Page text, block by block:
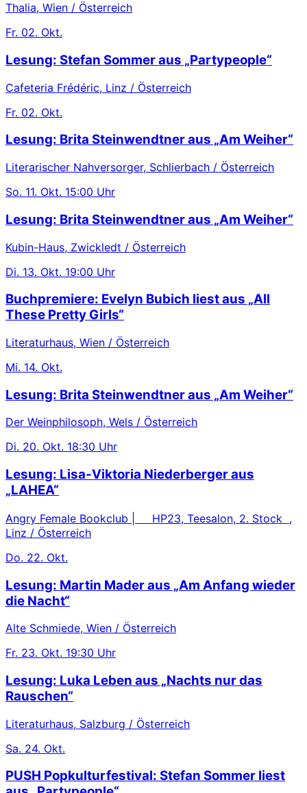
Thalia, Wien / Österreich
Fr. 02. Okt.
Lesung: Stefan Sommer aus „Partypeople“
Cafeteria Frédéric, Linz / Österreich
Fr. 02. Okt.
Lesung: Brita Steinwendtner aus „Am Weiher“
Literarischer Nahversorger, Schlierbach / Österreich
So. 11. Okt. 15:00 Uhr
Lesung: Brita Steinwendtner aus „Am Weiher“
Kubin-Haus, Zwickledt / Österreich
Di. 13. Okt. 19:00 Uhr
Buchpremiere: Evelyn Bubich liest aus „All
These Pretty Girls“
Literaturhaus, Wien / Österreich
Mi. 14. Okt.
Lesung: Brita Steinwendtner aus „Am Weiher“
Der Weinphilosoph, Wels / Österreich
Di. 20. Okt. 18:30 Uhr
Lesung: Lisa-Viktoria Niederberger aus
„LAHEA“
Angry Female Bookclub | HP23, Teesalon, 2. Stock ,
Linz / Österreich
Do. 22. Okt.
Lesung: Martin Mader aus „Am Anfang wieder
die Nacht“
Alte Schmiede, Wien / Österreich
Fr. 23. Okt. 19:30 Uhr
Lesung: Luka Leben aus „Nachts nur das
Rauschen“
Literaturhaus, Salzburg / Österreich
Sa. 24. Okt.
PUSH Popkulturfestival: Stefan Sommer liest